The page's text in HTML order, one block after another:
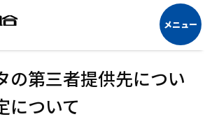
の第三者提供先につい
について